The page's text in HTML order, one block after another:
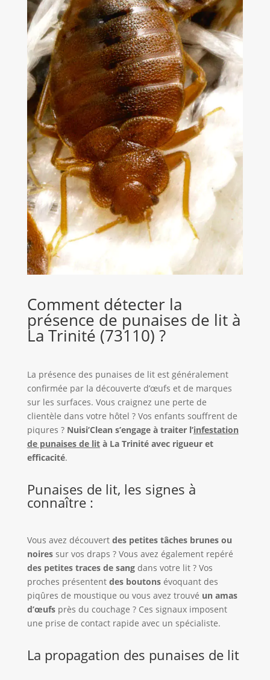
Comment détecter la
présence de punaises de lit à
La Trinité (73110) ?
La présence des punaises de lit est généralement
confirmée par la découverte d’œufs et de marques
sur les surfaces. Vous craignez une perte de
clientèle dans votre hôtel ? Vos enfants souffrent de
piqures ? Nuisi’Clean s’engage à traiter l’infestation
de punaises de lità La Trinité avec rigueur et
efficacité.
Punaises de lit, les signes à
connaître :
Vous avez découvert des petites tâches brunes ou
noiressur vos draps ? Vous avez également repéré
des petites traces de sangdans votre lit ? Vos
proches présentent des boutonsévoquant des
piqûres de moustique ou vous avez trouvé un amas
d’œufsprès du couchage ? Ces signaux imposent
une prise de contact rapide avec un spécialiste.
La propagation des punaises de lit